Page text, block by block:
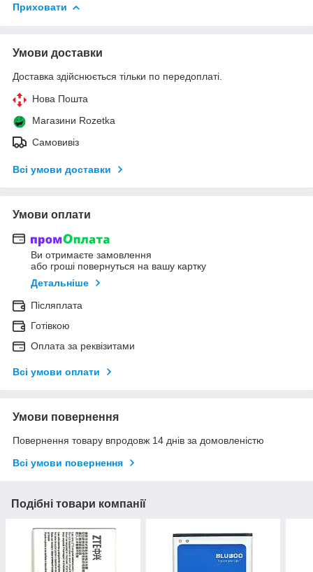
Приховати
Умови доставки
Доставка здійснюється тільки по передоплаті.
Нова Пошта
Магазини Rozetka
Самовивіз
Всі умови доставки
Умови оплати
Ви отримаєте замовлення
або гроші повернуться на вашу картку
Детальніше
Післяплата
Готівкою
Оплата за реквізитами
Всі умови оплати
Умови повернення
Повернення товару впродовж 14 днів за домовленістю
Всі умови повернення
Подібні товари компанії